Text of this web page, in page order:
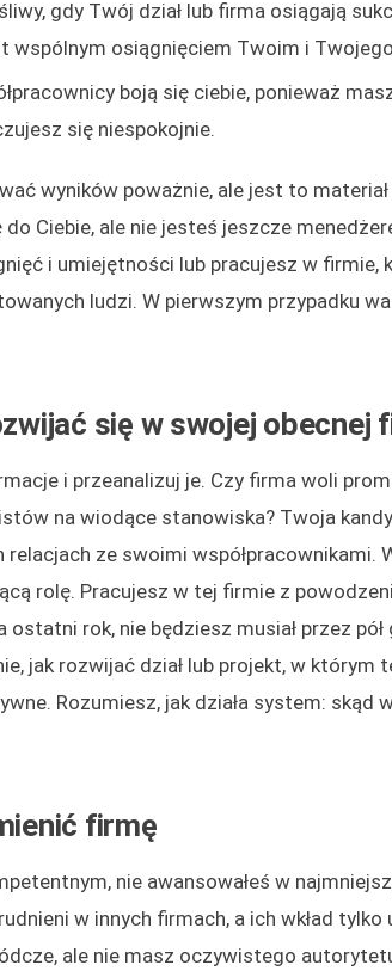
gdy Twój dział lub firma osiągają
wspólnym osiągnięciem Twoim i Twojego
boją się ciebie, ponieważ
się niespokojnie.
wyników poważnie, ale jest to
Ciebie, ale nie jesteś jeszcze
i umiejętności lub pracujesz w
ludzi. W pierwszym przypadku
się w swojej obecnej
i przeanalizuj je. Czy firma woli
na wiodące stanowiska? Twoja
relacjach ze swoimi współpracownikami.
rolę. Pracujesz w tej firmie z
rok, nie będziesz musiał przez
jak rozwijać dział lub projekt, w którym
Rozumiesz, jak działa system: skąd
firmę
nie awansowałeś w
w innych firmach, a ich wkład
ale nie masz oczywistego